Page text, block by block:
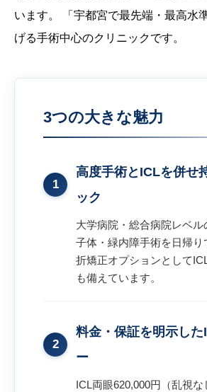
います。 「宇都宮で最先端・最高水
げる手術中心のクリニックです。
3つの大きな魅力
1
高度手術とICLを併せ
ック
大学病院・総合病院レベル
子体・緑内障手術を日帰り
折矯正オプションとして
も備えています。
2
料金・保証を明示し
ー
ICL両眼620,000円（乱視な